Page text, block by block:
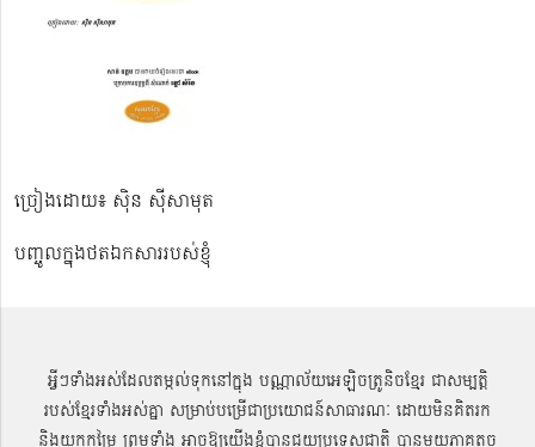
ច្រៀងដោយ៖ ស៊ិន ស៊ីសាមុត
បញ្ចូលក្នុងថតឯកសាររបស់ខ្ញុំ
អ្វីៗទាំងអស់ដែលតម្កល់ទុកនៅក្នុង បណ្ណាល័យអេឡិចត្រូនិចខ្មែរ ជាសម្បតិ្ត
របស់ខ្មែរទាំងអស់គ្នា សម្រាប់បម្រើជាប្រយោជន៍សាធារណៈ ដោយមិនគិតរក